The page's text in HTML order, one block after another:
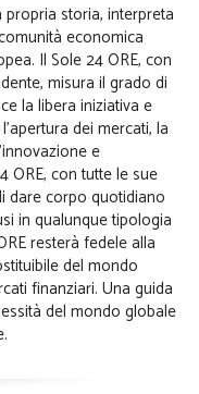
propria storia, interpreta
economica
Il Sole 24 ORE, con
misura il grado di
la libera iniziativa e
dei mercati, la
e
ORE, con tutte le sue
dare corpo quotidiano
in qualunque tipologia
resterà fedele alla
del mondo
finanziari. Una guida
del mondo globale